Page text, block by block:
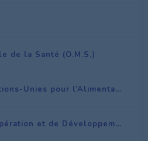
de la Santé (O.M.S.)
Organisation des Nations-Unies pour l’Alimentation et l’Agriculture (F.A.O.)
Organisation de Coopération et de Développement Économiques (OCDE)